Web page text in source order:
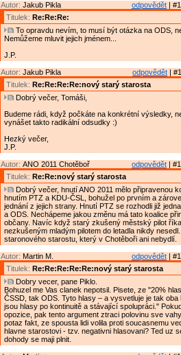
odpovědět |
Autor: Jakub Pikla
Titulek: Re:Re:Re:
To opravdu nevím, to musí být otázka na ODS,
Nemůžeme mluvit jejich jménem...
J.P.
odpovědět |
Autor: Jakub Pikla
Titulek: Re:Re:Re:Re:nový starý starosta
Dobrý večer, Tomáši,
Budeme rádi, když počkáte na konkrétní výsledky,
vynášet takto radikální odsudky :)
Hezký večer,
J.P.
odpovědět |
Autor: ANO 2011 Chotěboř
Titulek: Re:Re:nový starý starosta
Dobrý večer, hnutí ANO 2011 mělo připravenou
hnutím PTZ a KDU-ČSL, bohužel po prvním a
jednání z jejich strany. Hnutí PTZ se rozhodli již
a ODS. Nechápeme jakou změnu má tato koalice
občany. Navíc když starý zkušený městský pilot
nezkušeným mladým pilotem do letadla nikdy
staronového starostu, který v Chotěboři ani nebydlí.
odpovědět |
Autor: Martin M.
Titulek: Re:Re:Re:Re:Re:nový starý starosta
Dobry vecer, pane Piklo.
Bohuzel me Vas clanek nepotsil. Pisete, ze "20%
ČSSD, tak ODS. Tyto hlasy – a vysvetluje je tak oba
jsou hlasy po kontinuitě a stávající spolupráci."
opozice, pak tento argument ztraci polovinu sve
potaz fakt, ze spousta lidi volila proti soucasnemu
hlavne starostovi - tzv. negativni hlasovani? Ted uz
dohody se maji plnit.